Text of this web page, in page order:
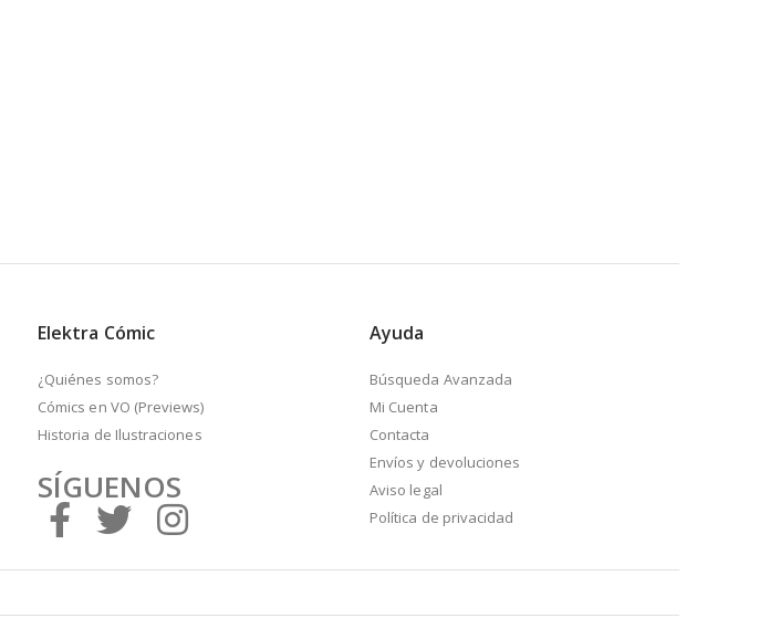
Elektra Cómic
¿Quiénes somos?
Cómics en VO (Previews)
Historia de Ilustraciones
SÍGUENOS
Ayuda
Búsqueda Avanzada
Mi Cuenta
Contacta
Envíos y devoluciones
Aviso legal
Política de privacidad